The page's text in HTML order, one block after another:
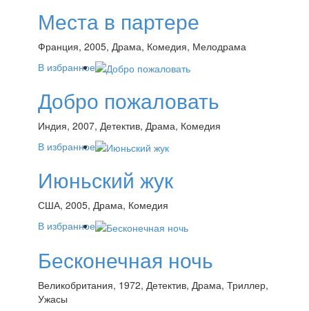
Места в партере
Франция, 2005, Драма, Комедия, Мелодрама
В избранное
Добро пожаловать
Индия, 2007, Детектив, Драма, Комедия
В избранное
Июньский жук
США, 2005, Драма, Комедия
В избранное
Бесконечная ночь
Великобритания, 1972, Детектив, Драма, Триллер,
Ужасы